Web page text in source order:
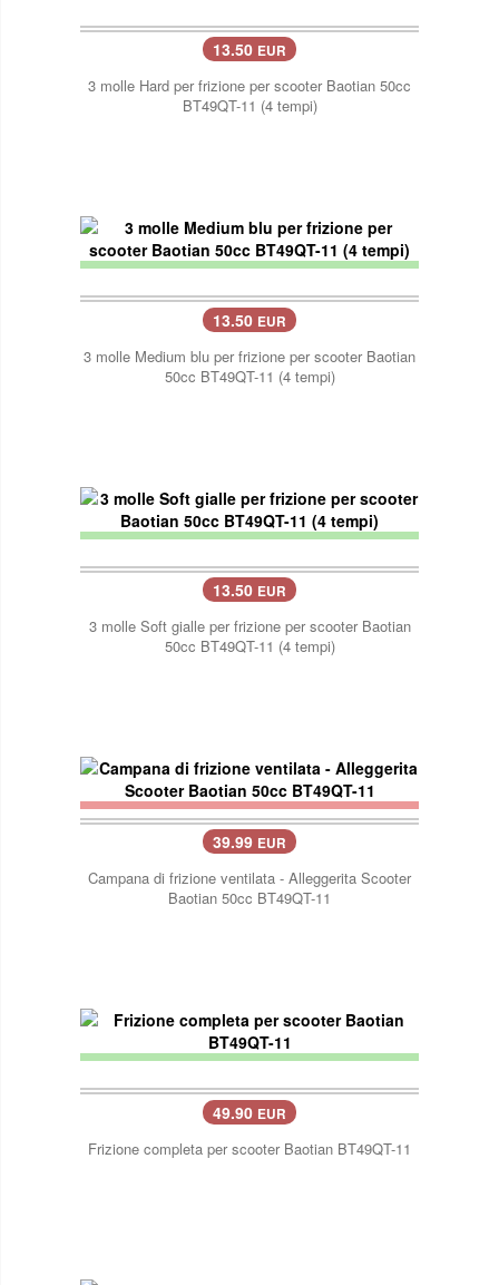
13.50 EUR
3 molle Hard per frizione per scooter Baotian 50cc
BT49QT-11 (4 tempi)
13.50 EUR
3 molle Medium blu per frizione per scooter Baotian
50cc BT49QT-11 (4 tempi)
13.50 EUR
3 molle Soft gialle per frizione per scooter Baotian
50cc BT49QT-11 (4 tempi)
39.99 EUR
Campana di frizione ventilata - Alleggerita Scooter
Baotian 50cc BT49QT-11
49.90 EUR
Frizione completa per scooter Baotian BT49QT-11